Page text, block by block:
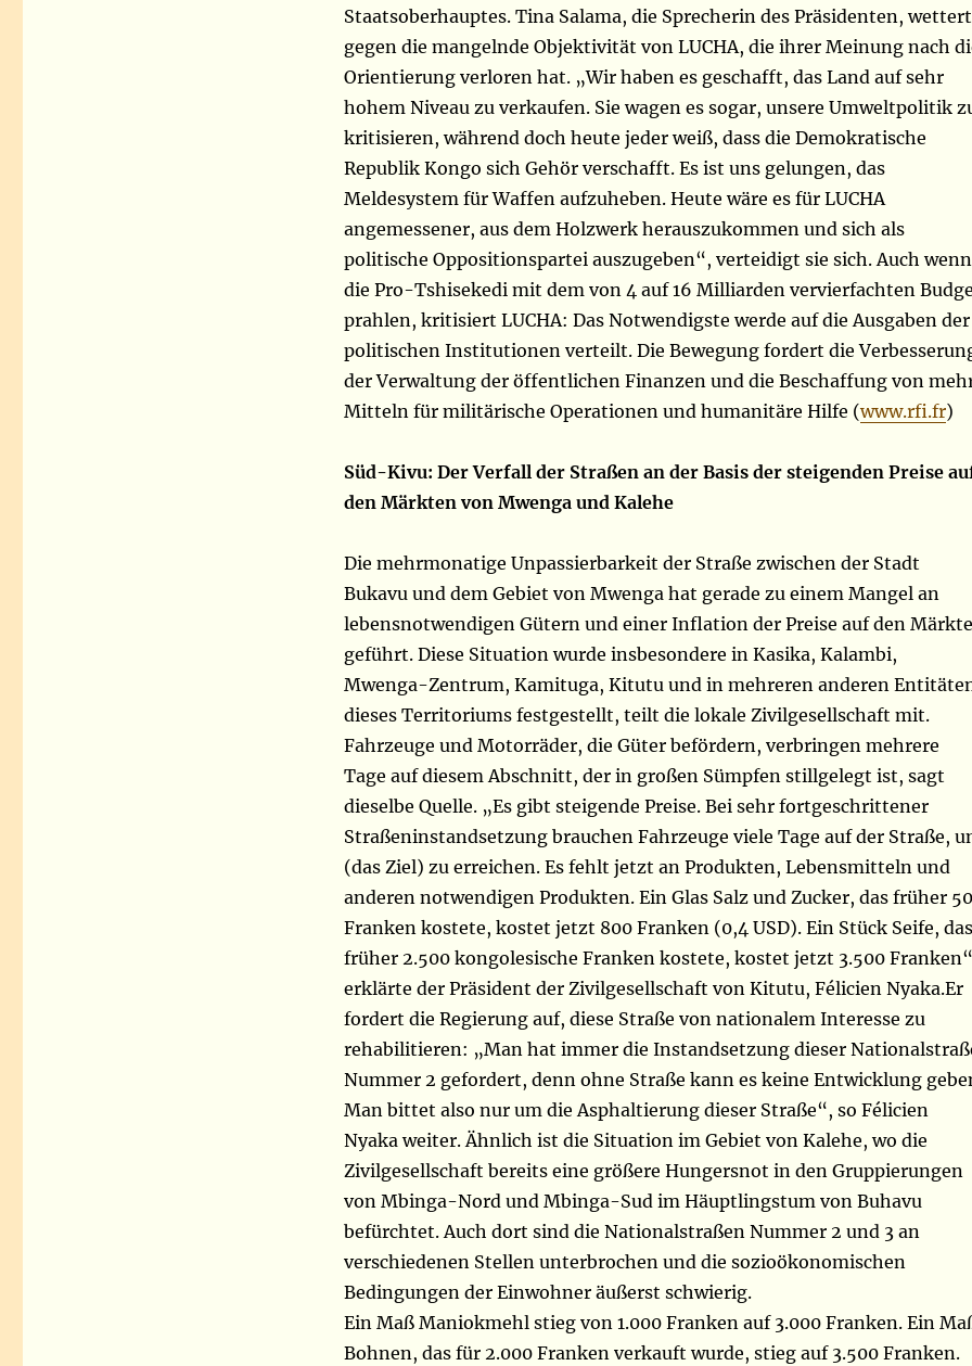
Staatsoberhauptes. Tina Salama, die Sprecherin des Präsidenten, wettert
gegen die mangelnde Objektivität von LUCHA, die ihrer Meinung nach
Orientierung verloren hat. „Wir haben es geschafft, das Land auf sehr
hohem Niveau zu verkaufen. Sie wagen es sogar, unsere Umweltpolitik
kritisieren, während doch heute jeder weiß, dass die Demokratische
Republik Kongo sich Gehör verschafft. Es ist uns gelungen, das
Meldesystem für Waffen aufzuheben. Heute wäre es für LUCHA
angemessener, aus dem Holzwerk herauszukommen und sich als
politische Oppositionspartei auszugeben“, verteidigt sie sich. Auch wenn
die Pro-Tshisekedi mit dem von 4 auf 16 Milliarden vervierfachten
prahlen, kritisiert LUCHA: Das Notwendigste werde auf die Ausgaben der
politischen Institutionen verteilt. Die Bewegung fordert die
der Verwaltung der öffentlichen Finanzen und die Beschaffung von
Mitteln für militärische Operationen und humanitäre Hilfe (www.rfi.fr)
Süd-Kivu: Der Verfall der Straßen an der Basis der steigenden Preise
den Märkten von Mwenga und Kalehe
Die mehrmonatige Unpassierbarkeit der Straße zwischen der Stadt
Bukavu und dem Gebiet von Mwenga hat gerade zu einem Mangel an
lebensnotwendigen Gütern und einer Inflation der Preise auf den
geführt. Diese Situation wurde insbesondere in Kasika, Kalambi,
Mwenga-Zentrum, Kamituga, Kitutu und in mehreren anderen
dieses Territoriums festgestellt, teilt die lokale Zivilgesellschaft mit.
Fahrzeuge und Motorräder, die Güter befördern, verbringen mehrere
Tage auf diesem Abschnitt, der in großen Sümpfen stillgelegt ist, sagt
dieselbe Quelle. „Es gibt steigende Preise. Bei sehr fortgeschrittener
Straßeninstandsetzung brauchen Fahrzeuge viele Tage auf der Straße,
(das Ziel) zu erreichen. Es fehlt jetzt an Produkten, Lebensmitteln und
anderen notwendigen Produkten. Ein Glas Salz und Zucker, das früher
Franken kostete, kostet jetzt 800 Franken (0,4 USD). Ein Stück Seife, das
früher 2.500 kongolesische Franken kostete, kostet jetzt 3.500
erklärte der Präsident der Zivilgesellschaft von Kitutu, Félicien Nyaka.Er
fordert die Regierung auf, diese Straße von nationalem Interesse zu
rehabilitieren: „Man hat immer die Instandsetzung dieser
Nummer 2 gefordert, denn ohne Straße kann es keine Entwicklung
Man bittet also nur um die Asphaltierung dieser Straße“, so Félicien
Nyaka weiter. Ähnlich ist die Situation im Gebiet von Kalehe, wo die
Zivilgesellschaft bereits eine größere Hungersnot in den Gruppierungen
von Mbinga-Nord und Mbinga-Sud im Häuptlingstum von Buhavu
befürchtet. Auch dort sind die Nationalstraßen Nummer 2 und 3 an
verschiedenen Stellen unterbrochen und die sozioökonomischen
Bedingungen der Einwohner äußerst schwierig.
Ein Maß Maniokmehl stieg von 1.000 Franken auf 3.000 Franken. Ein
Bohnen, das für 2.000 Franken verkauft wurde, stieg auf 3.500 Franken.